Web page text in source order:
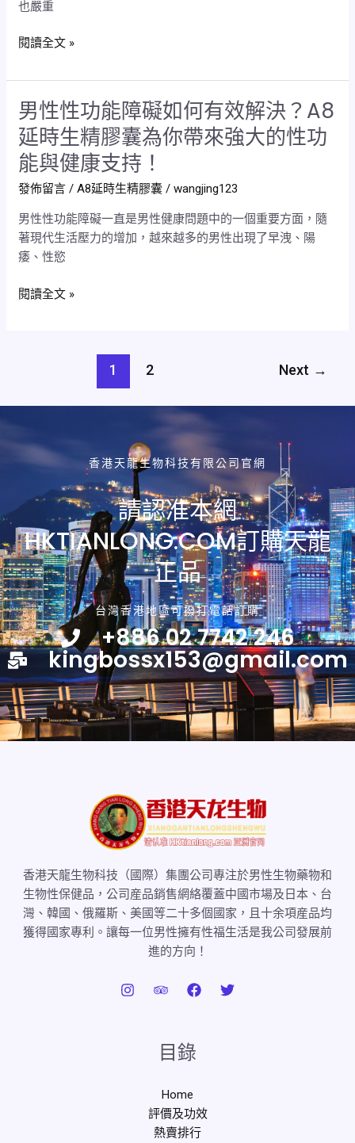
度
也嚴重
真
的
早
洩
和
陽
痿
效
果
如
閱讀全文 »
男性性功能障礙如何有效解決？A8
延時生精膠囊為你帶來強大的性功
能與健康支持！
發佈留言 /A8延時生精膠囊 /wangjing123
男性性功能障礙一直是男性健康問題中的一個重要方面，隨
著現代生活壓力的增加，越來越多的男性出現了早洩、陽
痿、性慾
男
性
性
功
能
礙
如
何
效
膠
你
帶
來
強
大
的
性
功
能
與
健
康
支
閱讀全文 »
1 2 Next →
香港天龍生物科技有限公司官網
請認准本網
HKTIANLONG.COM訂購天龍
正品
台灣香港地區可撥打電話訂購
+886 02 7742 246
kingbossx153@gmail.com
香港天龍生物科技（國際）集團公司專注於男性生物藥物和
生物性保健品，公司産品銷售網絡覆蓋中國市場及日本、台
灣、韓國、俄羅斯、美國等二十多個國家，且十余項産品均
獲得國家專利。讓每一位男性擁有性福生活是我公司發展前
進的方向！
目錄
Home
評價及功效
熱賣排行